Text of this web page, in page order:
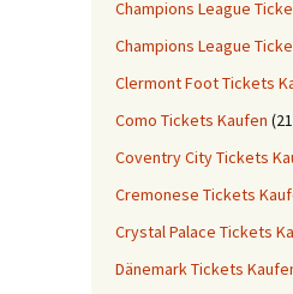
Champions League
Champions League
Clermont Foot Tickets
Como Tickets Kaufen
Coventry City Tickets
Cremonese Tickets
Crystal Palace Tickets
Dänemark Tickets